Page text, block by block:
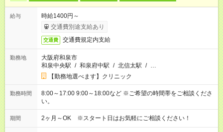
給与
時給1400円～
交通費別途支給あり
交通費 交通費規定内支給
勤務地
大阪府和泉市
和泉中央駅 / 和泉府中駅 / 北信太駅 / …
【勤務地選べます】クリニック
勤務時間
8:00～17:00 9:00～18:00など ※ご希望の時間帯をご相談くださ
い。
期間 2ヶ月～OK ※スタート日はお気軽にご相談ください！